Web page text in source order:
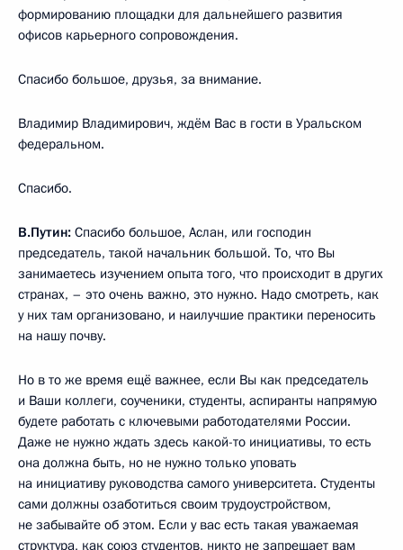
формированию площадки для дальнейшего развития
офисов карьерного сопровождения.
Спасибо большое, друзья, за внимание.
Владимир Владимирович, ждём Вас в гости в Уральском
федеральном.
Спасибо.
В.Путин: Спасибо большое, Аслан, или господин
председатель, такой начальник большой. То, что Вы
занимаетесь изучением опыта того, что происходит в других
странах, – это очень важно, это нужно. Надо смотреть, как
у них там организовано, и наилучшие практики переносить
на нашу почву.
Но в то же время ещё важнее, если Вы как председатель
и Ваши коллеги, соученики, студенты, аспиранты напрямую
будете работать с ключевыми работодателями России.
Даже не нужно ждать здесь какой-то инициативы, то есть
она должна быть, но не нужно только уповать
на инициативу руководства самого университета. Студенты
сами должны озаботиться своим трудоустройством,
не забывайте об этом. Если у вас есть такая уважаемая
структура, как союз студентов, никто не запрещает вам